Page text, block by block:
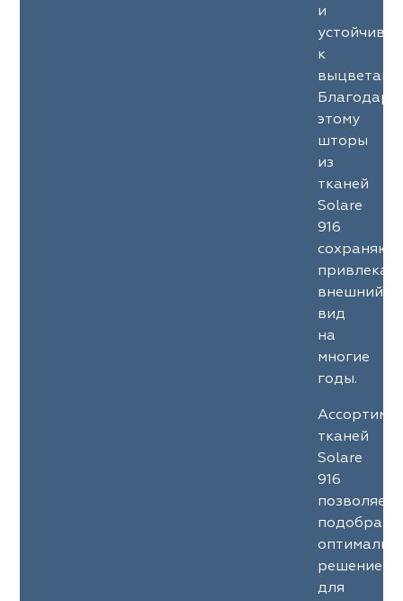
и
к
Благодаря
этому
шторы
из
тканей
Solare
916
сохраняют
внешний
вид
на
многие
годы.
тканей
Solare
916
позволяет
подобрать
решение
для